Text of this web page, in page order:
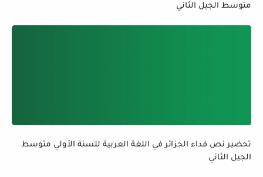
متوسط الجيل الثاني
تحضير نص فداء الجزائر في اللغة العربية للسنة الأولي متوسط
الجيل الثاني